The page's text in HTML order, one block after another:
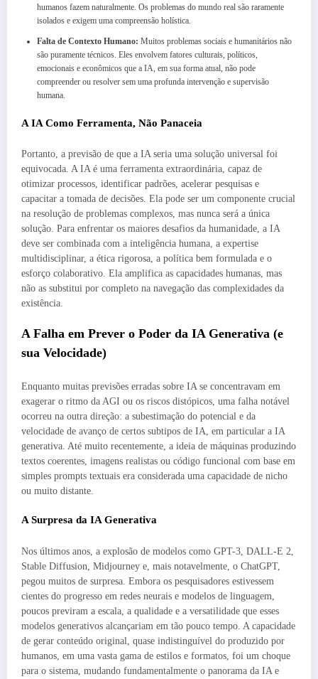
humanos fazem naturalmente. Os problemas do mundo real são raramente
isolados e exigem uma compreensão holística.
Falta de Contexto Humano: Muitos problemas sociais e humanitários não
são puramente técnicos. Eles envolvem fatores culturais, políticos,
emocionais e econômicos que a IA, em sua forma atual, não pode
compreender ou resolver sem uma profunda intervenção e supervisão
humana.
A IA Como Ferramenta, Não Panaceia
Portanto, a previsão de que a IA seria uma solução universal foi
equivocada. A IA é uma ferramenta extraordinária, capaz de
otimizar processos, identificar padrões, acelerar pesquisas e
capacitar a tomada de decisões. Ela pode ser um componente crucial
na resolução de problemas complexos, mas nunca será a única
solução. Para enfrentar os maiores desafios da humanidade, a IA
deve ser combinada com a inteligência humana, a expertise
multidisciplinar, a ética rigorosa, a política bem formulada e o
esforço colaborativo. Ela amplifica as capacidades humanas, mas
não as substitui por completo na navegação das complexidades da
existência.
A Falha em Prever o Poder da IA Generativa (e
sua Velocidade)
Enquanto muitas previsões erradas sobre IA se concentravam em
exagerar o ritmo da AGI ou os riscos distópicos, uma falha notável
ocorreu na outra direção: a subestimação do potencial e da
velocidade de avanço de certos subtipos de IA, em particular a IA
generativa. Até muito recentemente, a ideia de máquinas produzindo
textos coerentes, imagens realistas ou código funcional com base em
simples prompts textuais era considerada uma capacidade de nicho
ou muito distante.
A Surpresa da IA Generativa
Nos últimos anos, a explosão de modelos como GPT-3, DALL-E 2,
Stable Diffusion, Midjourney e, mais notavelmente, o ChatGPT,
pegou muitos de surpresa. Embora os pesquisadores estivessem
cientes do progresso em redes neurais e modelos de linguagem,
poucos previram a escala, a qualidade e a versatilidade que esses
modelos generativos alcançariam em tão pouco tempo. A capacidade
de gerar conteúdo original, quase indistinguível do produzido por
humanos, em uma vasta gama de estilos e formatos, foi um choque
para o sistema, mudando fundamentalmente o panorama da IA e